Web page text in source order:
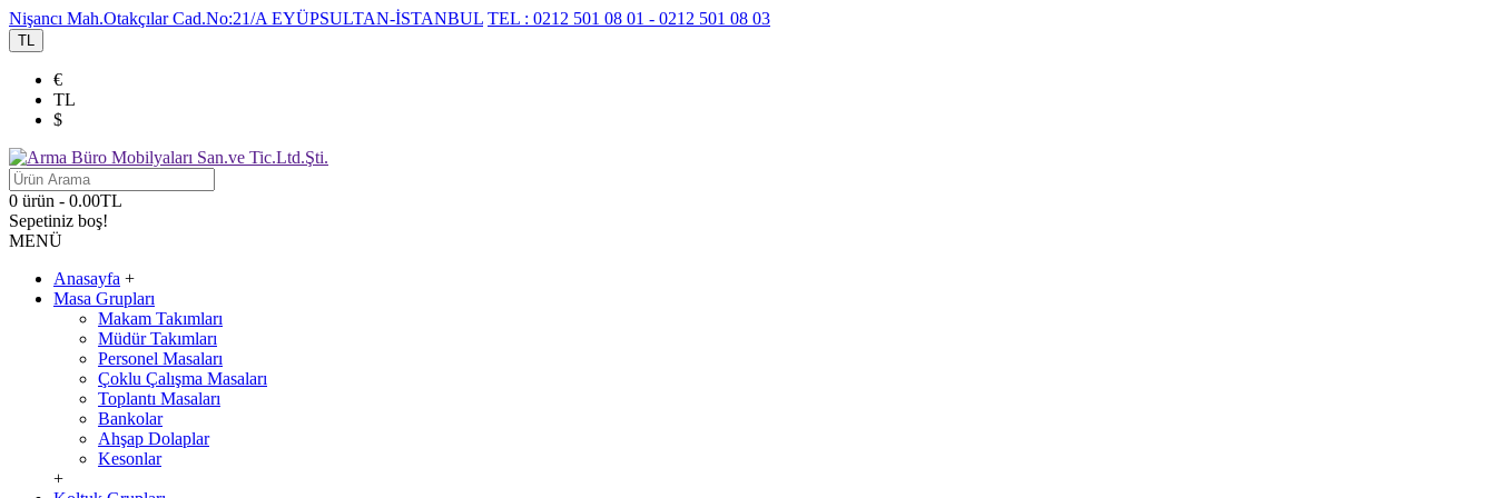
Nişancı Mah.Otakçılar Cad.No:21/A EYÜPSULTAN-İSTANBUL TEL : 0212 501 08 01 - 0212 501 08 03
TL
€
TL
$
0 ürün - 0.00TL
Sepetiniz boş!
MENÜ
Anasayfa +
Masa Grupları
Makam Takımları
Müdür Takımları
Personel Masaları
Çoklu Çalışma Masaları
Toplantı Masaları
Bankolar
Ahşap Dolaplar
Kesonlar
+